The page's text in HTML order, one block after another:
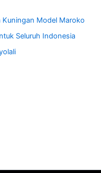
Kuningan Model Maroko
Seluruh Indonesia